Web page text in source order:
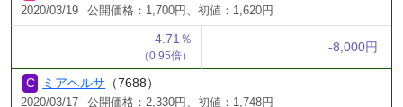
2020/03/19 公開価格：1,700円、初値：1,620円
-4.71％
（0.95倍）
-8,000円
ミアヘルサ （7688）
2020/03/17 公開価格：2,330円、初値：1,748円